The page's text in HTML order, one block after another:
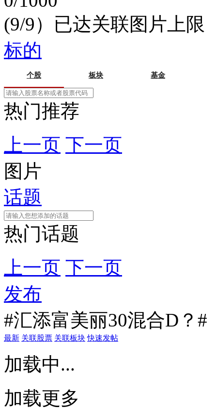
(9/9）已达关联图片上限
标的
个股 板块 基金
热门推荐
上一页 下一页
图片
话题
热门话题
上一页 下一页
发布
#汇添富美丽30混合D？#
最新 关联股票 关联板块 快速发帖
加载中...
加载更多